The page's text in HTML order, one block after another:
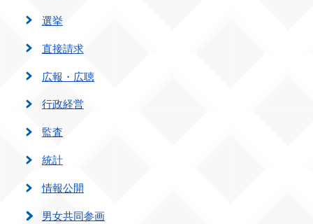
選挙
直接請求
広報・広聴
行政経営
監査
統計
情報公開
男女共同参画